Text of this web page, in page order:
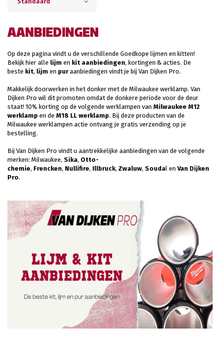
AANBIEDINGEN
Op deze pagina vindt u de verschillende Goedkope lijmen en kitten!
Bekijk hier alle lijm en kit aanbiedingen, kortingen & acties. De
beste kit, lijm en puraanbiedingen vindt je bij Van Dijken Pro.
Makkelijk doorwerken in het donker met de Milwaukee werklamp. Van
Dijken Pro wil dit promoten omdat de donkere periode voor de deur
staat! 10% korting op de volgende werklampen van Milwaukee M12
werklamp en de M18 LL werklamp. Bij deze producten van de
Milwaukee werklampen actie ontvang je gratis verzending op je
bestelling.
Bij Van Dijken Pro vindt u aantrekkelijke aanbiedingen van de volgende
merken: Milwaukee, Sika, Otto-
chemie, Frencken, Nullifire, Illbruck, Zwaluw, Soudal en Van Dijken
Pro.